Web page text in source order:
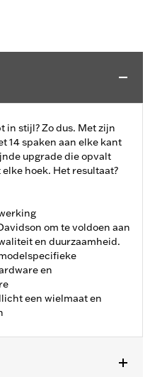
in stijl? Zo dus. Met zijn
14 spaken aan elke kant
upgrade die opvalt
hoek. Het resultaat?
om te voldoen aan
en duurzaamheid.
en
een wielmaat en